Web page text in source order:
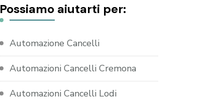
Possiamo aiutarti per:
Automazione Cancelli
Automazioni Cancelli Cremona
Automazioni Cancelli Lodi